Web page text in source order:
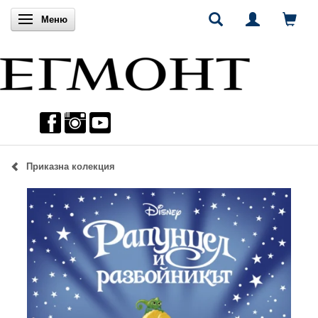
Включи навигацията
Меню
Приказна колекция